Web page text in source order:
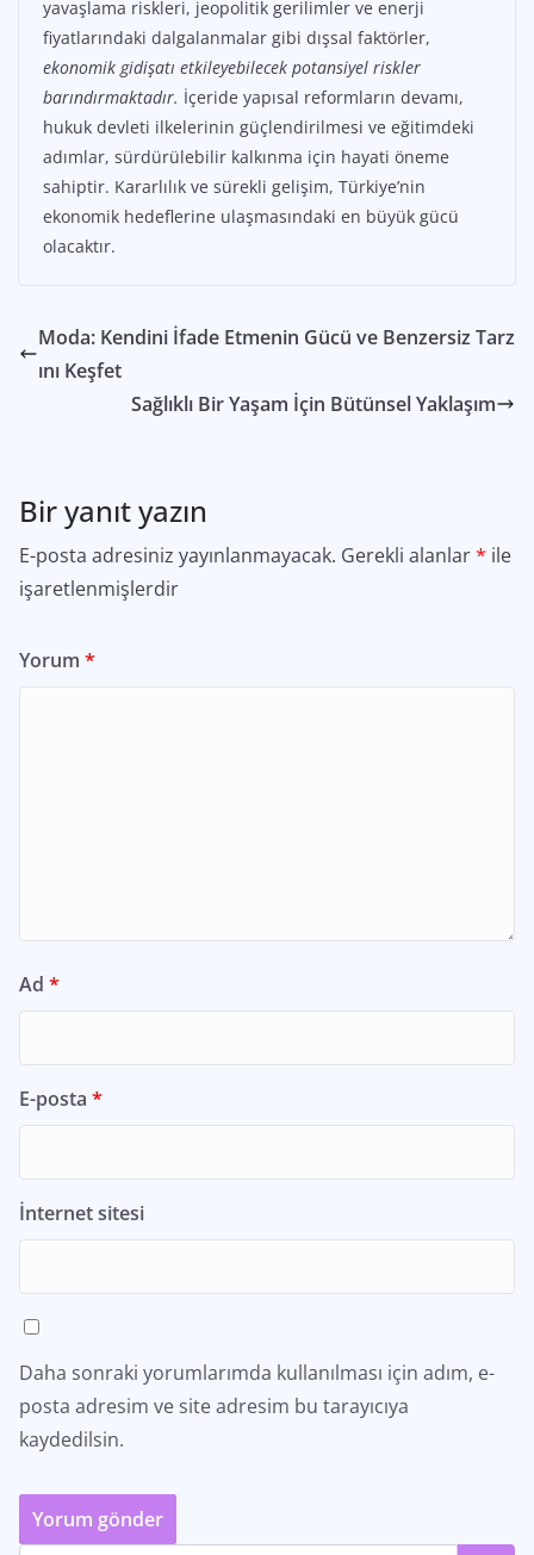
yavaşlama riskleri, jeopolitik gerilimler ve enerji
fiyatlarındaki dalgalanmalar gibi dışsal faktörler,
ekonomik gidişatı etkileyebilecek potansiyel riskler
barındırmaktadır. İçeride yapısal reformların devamı,
hukuk devleti ilkelerinin güçlendirilmesi ve eğitimdeki
adımlar, sürdürülebilir kalkınma için hayati öneme
sahiptir. Kararlılık ve sürekli gelişim, Türkiye’nin
ekonomik hedeflerine ulaşmasındaki en büyük gücü
olacaktır.
Moda: Kendini İfade Etmenin Gücü ve Benzersiz Tarz
ını Keşfet
Sağlıklı Bir Yaşam İçin Bütünsel Yaklaşım
Bir yanıt yazın
E-posta adresiniz yayınlanmayacak. Gerekli alanlar* ile
işaretlenmişlerdir
Yorum *
Ad *
E-posta *
İnternet sitesi
Daha sonraki yorumlarımda kullanılması için adım, e-
posta adresim ve site adresim bu tarayıcıya
kaydedilsin.